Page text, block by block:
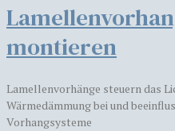
montieren
Lamellenvorhänge steuern das
Wärmedämmung bei und
Vorhangsysteme